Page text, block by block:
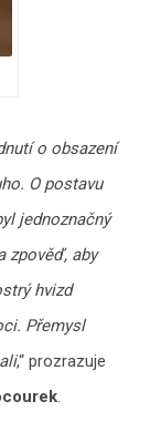
o obsazení
O postavu
jednoznačný
zpověď, aby
hvizd
Přemysl
,“ prozrazuje
.